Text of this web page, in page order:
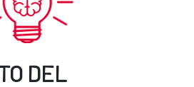
DEL